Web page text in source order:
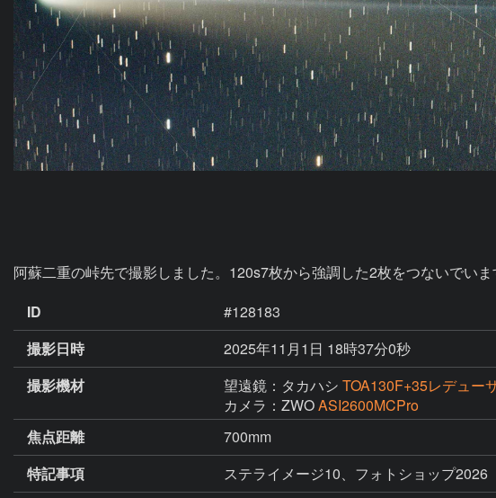
阿蘇二重の峠先で撮影しました。120s7枚から強調した2枚をつないでい
ID
#128183
撮影日時
2025年11月1日 18時37分0秒
撮影機材
望遠鏡：タカハシ TOA130F+35レデュー
カメラ：ZWOASI2600MCPro
焦点距離
700mm
特記事項
ステライメージ10、フォトショップ2026